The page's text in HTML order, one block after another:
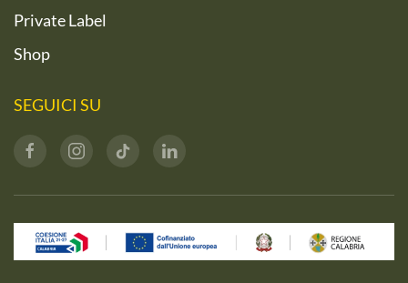
Private Label
Shop
SEGUICI SU